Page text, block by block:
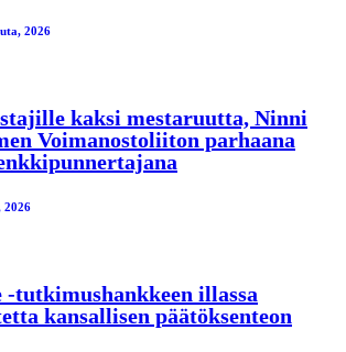
2026
kaksi mestaruutta, Ninni
Voimanostoliiton parhaana
2026
-tutkimushankkeen illassa
kansallisen päätöksenteon